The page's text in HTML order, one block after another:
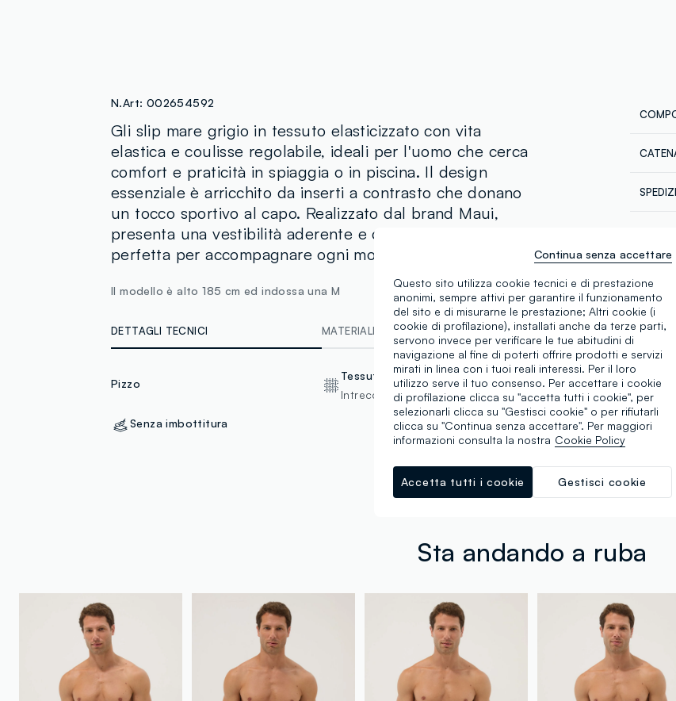
N.Art: 002654592
Gli slip mare grigio in tessuto elasticizzato con vita
elastica e coulisse regolabile, ideali per l'uomo che cerca
comfort e praticità in spiaggia o in piscina. Il design
essenziale è arricchito da inserti a contrasto che donano
un tocco sportivo al capo. Realizzato dal brand Maui,
presenta una vestibilità aderente e confortevole,
perfetta per accompagnare ogni movimento in acqua.
Il modello è alto 185 cm ed indossa una M
DETTAGLI TECNICI MATERIALI E FILIERA
Pizzo
Tessuto
Intrecciato
Senza imbottitura
tuoi
Sta andando a ruba
Questo sito utilizza cookie tecnici e di prestazione
anonimi, sempre attivi per garantire il funzionamento
del sito e di misurarne le prestazione; Altri cookie (i
cookie di profilazione), installati anche da terze parti,
servono invece per verificare le tue abitudini di
navigazione al fine di poterti offrire prodotti e servizi
mirati in linea con i tuoi reali interessi. Per il loro
utilizzo serve il tuo consenso. Per accettare i cookie
di profilazione clicca su "accetta tutti i cookie", per
selezionarli clicca su "Gestisci cookie" o per rifiutarli
clicca su "Continua senza accettare". Per maggiori
informazioni consulta la nostra Cookie Policy
Gestisci cookie
Accetta tutti i cookie
Continua senza accettare